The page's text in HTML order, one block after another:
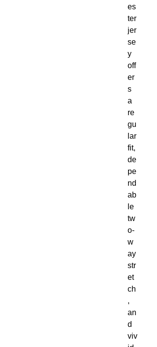
es
ter
jer
se
y
off
er
s
a
re
gu
lar
fit,
de
pe
nd
ab
le
tw
o-
w
ay
str
et
ch
,
an
d
viv